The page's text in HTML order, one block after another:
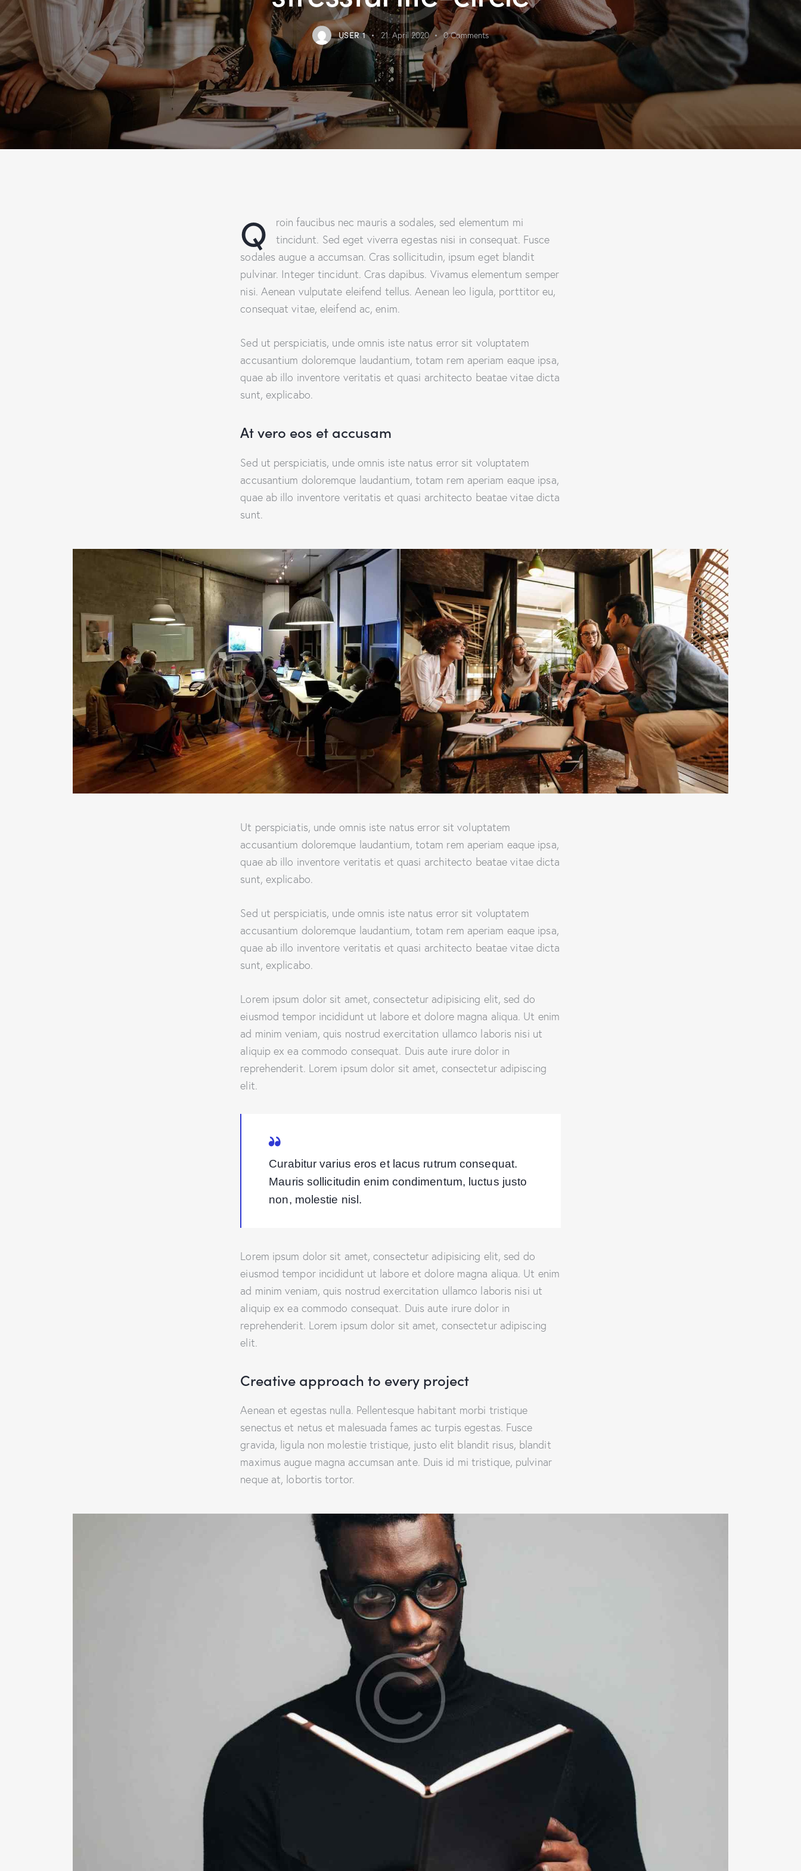
USER 1 21. April 2020 0 Comments
Q
roin faucibus nec mauris a sodales, sed elementum mi
tincidunt. Sed eget viverra egestas nisi in consequat. Fusce
sodales augue a accumsan. Cras sollicitudin, ipsum eget blandit
pulvinar. Integer tincidunt. Cras dapibus. Vivamus elementum semper
nisi. Aenean vulputate eleifend tellus. Aenean leo ligula, porttitor eu,
consequat vitae, eleifend ac, enim.
Sed ut perspiciatis, unde omnis iste natus error sit voluptatem
accusantium doloremque laudantium, totam rem aperiam eaque ipsa,
quae ab illo inventore veritatis et quasi architecto beatae vitae dicta
sunt, explicabo.
At vero eos et accusam
Sed ut perspiciatis, unde omnis iste natus error sit voluptatem
accusantium doloremque laudantium, totam rem aperiam eaque ipsa,
quae ab illo inventore veritatis et quasi architecto beatae vitae dicta
sunt.
Ut perspiciatis, unde omnis iste natus error sit voluptatem
accusantium doloremque laudantium, totam rem aperiam eaque ipsa,
quae ab illo inventore veritatis et quasi architecto beatae vitae dicta
sunt, explicabo.
Sed ut perspiciatis, unde omnis iste natus error sit voluptatem
accusantium doloremque laudantium, totam rem aperiam eaque ipsa,
quae ab illo inventore veritatis et quasi architecto beatae vitae dicta
sunt, explicabo.
Lorem ipsum dolor sit amet, consectetur adipisicing elit, sed do
eiusmod tempor incididunt ut labore et dolore magna aliqua. Ut enim
ad minim veniam, quis nostrud exercitation ullamco laboris nisi ut
aliquip ex ea commodo consequat. Duis aute irure dolor in
reprehenderit. Lorem ipsum dolor sit amet, consectetur adipiscing
elit.
Curabitur varius eros et lacus rutrum consequat.
Mauris sollicitudin enim condimentum, luctus justo
non, molestie nisl.
Lorem ipsum dolor sit amet, consectetur adipisicing elit, sed do
eiusmod tempor incididunt ut labore et dolore magna aliqua. Ut enim
ad minim veniam, quis nostrud exercitation ullamco laboris nisi ut
aliquip ex ea commodo consequat. Duis aute irure dolor in
reprehenderit. Lorem ipsum dolor sit amet, consectetur adipiscing
elit.
Creative approach to every project
Aenean et egestas nulla. Pellentesque habitant morbi tristique
senectus et netus et malesuada fames ac turpis egestas. Fusce
gravida, ligula non molestie tristique, justo elit blandit risus, blandit
maximus augue magna accumsan ante. Duis id mi tristique, pulvinar
neque at, lobortis tortor.